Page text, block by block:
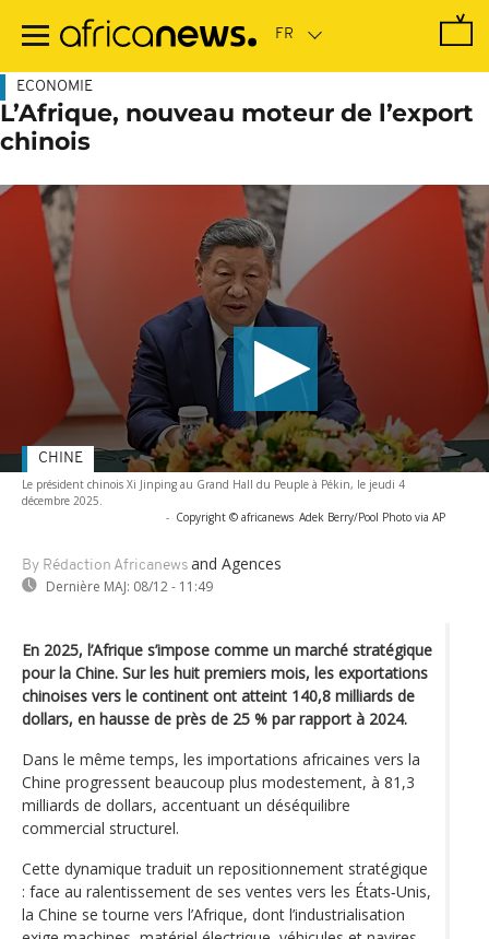
contenu
ECONOMIE
L’Afrique, nouveau moteur de l’export
chinois
Le président chinois Xi Jinping au Grand Hall du Peuple à Pékin, le jeudi 4
décembre 2025.
- Copyright © africanews Adek Berry/Pool Photo via AP
By Rédaction Africanews and Agences
Dernière MAJ: 08/12 - 11:49
CHINE
En 2025, l’Afrique s’impose comme un marché stratégique
pour la Chine. Sur les huit premiers mois, les exportations
chinoises vers le continent ont atteint 140,8 milliards de
dollars, en hausse de près de 25 % par rapport à 2024.
Dans le même temps, les importations africaines vers la
Chine progressent beaucoup plus modestement, à 81,3
milliards de dollars, accentuant un déséquilibre
commercial structurel.
Cette dynamique traduit un repositionnement stratégique
: face au ralentissement de ses ventes vers les États‑Unis,
la Chine se tourne vers l’Afrique, dont l’industrialisation